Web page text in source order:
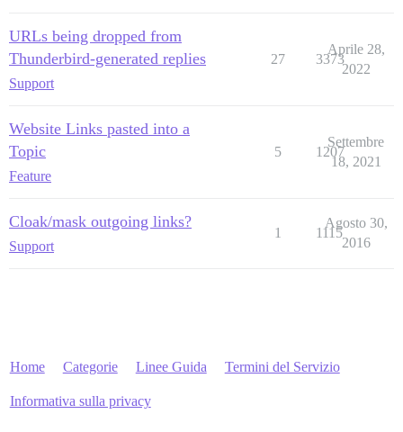
URLs being dropped from
Thunderbird-generated replies
Support
27 3373
Aprile 28,
2022
Website Links pasted into a
Topic
Feature
5 1207
Settembre
18, 2021
Cloak/mask outgoing links?
Support
1 1115
Agosto 30,
2016
Home Categorie Linee Guida Termini del Servizio
Informativa sulla privacy